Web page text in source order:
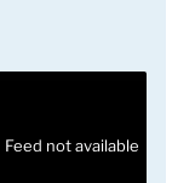
Feed not available